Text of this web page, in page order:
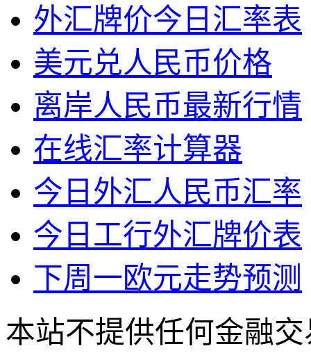
外汇牌价今日汇率表
美元兑人民币价格
离岸人民币最新行情
在线汇率计算器
今日外汇人民币汇率
今日工行外汇牌价表
下周一欧元走势预测
本站不提供任何金融